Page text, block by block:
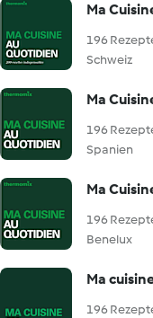
Ma
196
Schweiz
Ma
196
Spanien
Ma
196
Benelux
Ma
196